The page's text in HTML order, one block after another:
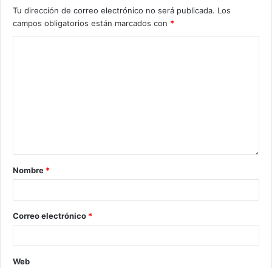
Tu dirección de correo electrónico no será publicada. Los
campos obligatorios están marcados con *
Nombre *
Correo electrónico *
Web